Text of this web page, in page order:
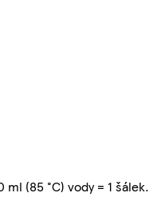
(85 °C) vody = 1 šálek.